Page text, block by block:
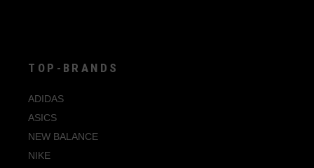
TOP-BRANDS
ADIDAS
ASICS
NEW BALANCE
NIKE